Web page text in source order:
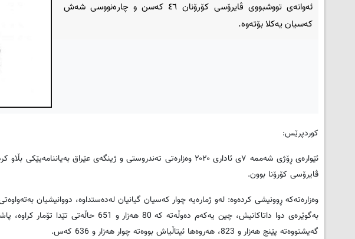
ئەوانەی تووشبووی ڤایرۆسی کۆرۆنان ٤٦ کەسن و چارەنووسی شەش
کەسیان یەکلا بۆتەوە.
کوردپرێس:
ڤایرۆسی كۆرۆنا بوون.
وەزارەتەکە ڕوونیشی کردەوە: لەو ژمارەیە چوار كەسیان گیانیان لەدەستداوە، دووانیشیان
گەیشتووەتە پێنج هەزار و 823، هەروەها ئیتاڵیاش بووەتە چوار هەزار و 636 كەس.